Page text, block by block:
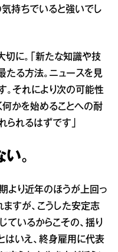
気持ちでいると強いでし
切に。「新たな知識や技
たる方法。ニュースを見
。それにより次の可能性
何かを始めることへの耐
られるはずです」
。
より近年のほうが上回っ
ますが、こうした安定志
ているからこその、揺り
はいえ、終身雇用に代表